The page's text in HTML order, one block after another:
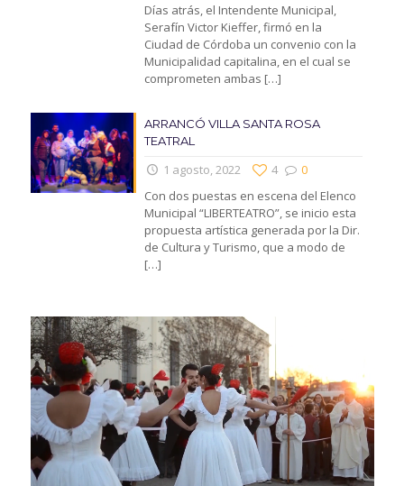
Días atrás, el Intendente Municipal,
Serafín Victor Kieffer, firmó en la
Ciudad de Córdoba un convenio con la
Municipalidad capitalina, en el cual se
comprometen ambas […]
ARRANCÓ VILLA SANTA ROSA
TEATRAL
1 agosto, 2022 0
4
Con dos puestas en escena del Elenco
Municipal “LIBERTEATRO”, se inicio esta
propuesta artística generada por la Dir.
de Cultura y Turismo, que a modo de
[…]